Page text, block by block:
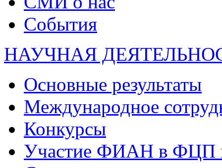
События
НАУЧНАЯ
Основные результаты
Международное
Конкурсы
Участие ФИАН в ФЦП